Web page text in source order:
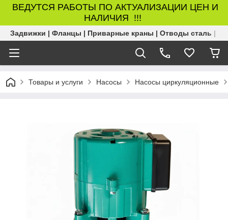
ВЕДУТСЯ РАБОТЫ ПО АКТУАЛИЗАЦИИ ЦЕН И
НАЛИЧИЯ !!!
Задвижки | Фланцы | Приварные краны | Отводы сталь |
Товары и услуги Насосы Насосы циркуляционные